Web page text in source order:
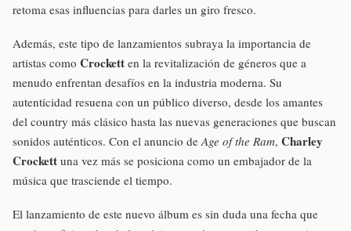
retoma esas influencias para darles un giro fresco.
Además, este tipo de lanzamientos subraya la importancia de
artistas como Crockett en la revitalización de géneros que a
menudo enfrentan desafíos en la industria moderna. Su
autenticidad resuena con un público diverso, desde los amantes
del country más clásico hasta las nuevas generaciones que buscan
sonidos auténticos. Con el anuncio deAge of the Ram, Charley
Crockett una vez más se posiciona como un embajador de la
música que trasciende el tiempo.
El lanzamiento de este nuevo álbum es sin duda una fecha que